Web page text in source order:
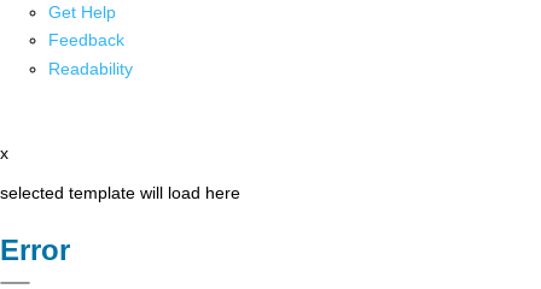
Get Help
Feedback
Readability
x
selected template will load here
Error